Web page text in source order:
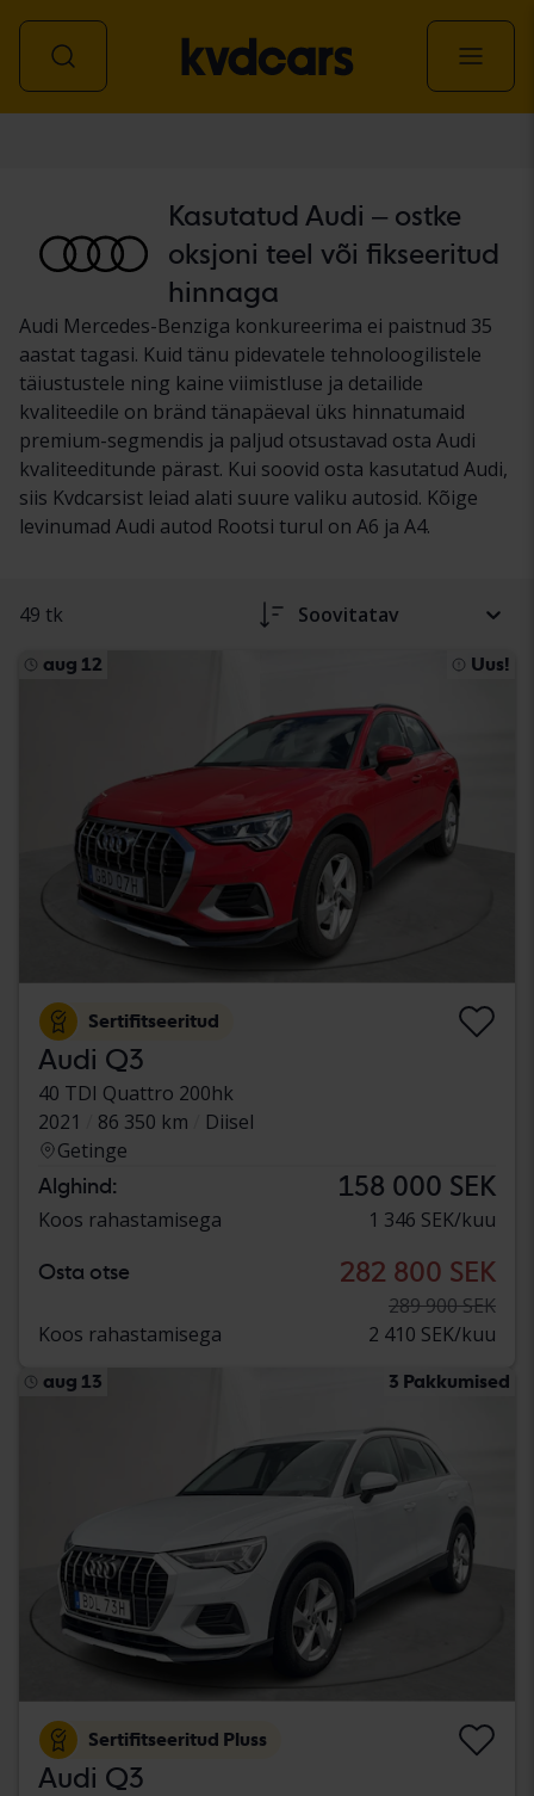
Kasutatud Audi – ostke
oksjoni teel või fikseeritud
hinnaga
Audi Mercedes-Benziga konkureerima ei paistnud 35
aastat tagasi. Kuid tänu pidevatele tehnoloogilistele
täiustustele ning kaine viimistluse ja detailide
kvaliteedile on bränd tänapäeval üks hinnatumaid
premium-segmendis ja paljud otsustavad osta Audi
kvaliteeditunde pärast. Kui soovid osta kasutatud Audi,
siis Kvdcarsist leiad alati suure valiku autosid. Kõige
levinumad Audi autod Rootsi turul on A6 ja A4.
49 tk Soovitatav
aug 12 Uus!
Sertifitseeritud
Audi Q3
40 TDI Quattro 200hk
2021
86 350 km
Diisel
Getinge
Alghind: 158 000 SEK
Koos rahastamisega 1 346 SEK/kuu
Osta otse 282 800 SEK
289 900 SEK
Koos rahastamisega
2 410 SEK/kuu
aug 13 3 Pakkumised
Sertifitseeritud Pluss
Audi Q3